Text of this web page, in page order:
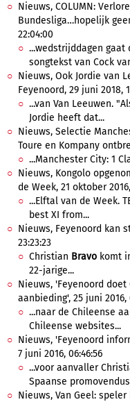
Nieuws, COLUMN:
Bundesliga…hopelijk
22:04:00
...wedstrijddagen gaat
songtekst van Cock
Nieuws, Ook Jordie van
Feyenoord, 29 juni 2018,
...van Van Leeuwen.
Jordie heeft dat...
Nieuws, Selectie
Toure en Kompany
...Manchester City: 1
Nieuws, Kongolo
de Week, 21 oktober 2016,
...Elftal van de Week.
best XI from...
Nieuws, Feyenoord kan
23:23:23
Christian Bravo komt
22-jarige...
Nieuws, 'Feyenoord
aanbieding', 25 juni 2016,
...naar de Chileense
Chileense websites...
Nieuws, 'Feyenoord
7 juni 2016, 06:46:56
...voor aanvaller
Spaanse
Nieuws, Van Geel: